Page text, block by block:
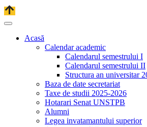
Acasă
Calendar academic
Calendarul semestrului I
Calendarul semestrului II
Structura an universitar
Baza de date secretariat
Taxe de studii 2025-2026
Hotarari Senat UNSTPB
Alumni
Legea invatamantului superior